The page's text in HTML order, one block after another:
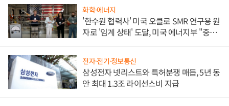
화학·에너지
'한수원 협력사' 미국 오클로 SMR 연구용 원
자로 '임계 상태' 도달, 미국 에너지부 "중요
전자·전기·정보통신
삼성전자 넷리스트와 특허분쟁 매듭, 5년 동
안 최대 1.3조 라이선스비 지급